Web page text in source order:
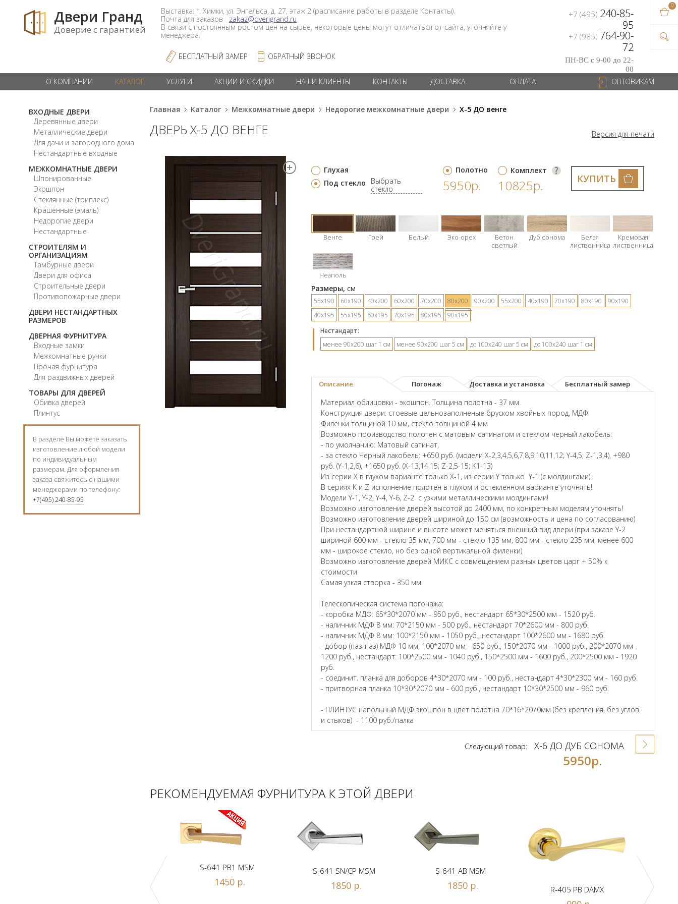
Двери Гранд
Доверие с гарантией
Выставка: г. Химки, ул. Энгельса, д. 27, этаж 2 (расписание работы в разделе Контакты).
Почта для заказов zakaz@dverigrand.ru
В связи с постоянным ростом цен на сырье, некоторые цены могут отличаться от сайта, уточняйте у
менеджера.
БЕСПЛАТНЫЙ ЗАМЕР ОБРАТНЫЙ ЗВОНОК
+7 (495) 240-85-
95
+7 (985) 764-90-
72
ПН-ВС с 9-00 до 22-
00
О КОМПАНИИ КАТАЛОГ УСЛУГИ АКЦИИ И СКИДКИ НАШИ КЛИЕНТЫ КОНТАКТЫ ДОСТАВКА ОПЛАТА ОПТОВИКАМ
ВХОДНЫЕ ДВЕРИ
Деревянные двери
Металлические двери
Для дачи и загородного дома
Нестандартные входные
МЕЖКОМНАТНЫЕ ДВЕРИ
Шпонированные
Экошпон
Стеклянные (триплекс)
Крашенные (эмаль)
Недорогие двери
Нестандартные
СТРОИТЕЛЯМ И
ОРГАНИЗАЦИЯМ
Тамбурные двери
Двери для офиса
Строительные двери
Противопожарные двери
ДВЕРИ НЕСТАНДАРТНЫХ
РАЗМЕРОВ
ДВЕРНАЯ ФУРНИТУРА
Входные замки
Межкомнатные ручки
Прочая фурнитура
Для раздвижных дверей
ТОВАРЫ ДЛЯ ДВЕРЕЙ
Обивка дверей
Плинтус
В разделе Вы можете заказать
изготовление любой модели
по индивидуальным
размерам. Для оформления
заказа свяжитесь с нашими
менеджерами по телефону:
+7(495) 240-85-95
Главная Каталог Межкомнатные двери Недорогие межкомнатные двери X-5 ДО венге
Версия для печати
ДВЕРЬ X-5 ДО ВЕНГЕ
Глухая
Под стекло
Выбрать
стекло
КУПИТЬ
Полотно
5950р.
Комплект
10825р.
Венге Грей Белый Эко-орех
Бетон
светлый
Дуб сонома
Белая
лиственница
Кремовая
лиственница
Неаполь
Размеры, см
55х190 60х190 40х200 60х200 70х200 80х200 90х200 55х200 40х190 70х190 80х190
90х190
40х195
55х195 60х195 70х195 80х195
90х195
Hестандарт:
менее 90х200 шаг 1 см
менее 90х200 шаг 5 см до 100х240 шаг 5 см до 100х240 шаг 1 см
Описание Погонаж Доставка и установка Бесплатный замер
Материал облицовки - экошпон. Толщина полотна - 37 мм
Конструкция двери: стоевые цельнозаполненые бруском хвойных пород, МДФ
Филенки толщиной 10 мм, стекло толщиной 4 мм
Возможно производство полотен с матовым сатинатом и стеклом черный лакобель:
- по умолчанию: Матовый сатинат,
- за стекло Черный лакобель: +650 руб. (модели Х-2,3,4,5,6,7,8,9,10,11,12; Y-4,5; Z-1,3,4), +980
руб. (Y-1,2,6), +1650 руб. (X-13,14,15; Z-2,5-15; K1-13)
Из серии X в глухом варианте только X-1, из серии Y только Y-1 (с молдингами).
В сериях K и Z исполнение полотен в глухом и остекленном варианте уточнять!
Модели Y-1, Y-2, Y-4, Y-6, Z-2 с узкими металлическими молдингами!
Возможно изготовление дверей высотой до 2400 мм, по конкретным моделям уточнять!
Возможно изготовление дверей шириной до 150 см (возможность и цена по согласованию)
При нестандартной ширине и высоте может меняться внешний вид двери (при заказе Y-2
шириной 600 мм - стекло 35 мм, 700 мм - стекло 135 мм, 800 мм - стекло 235 мм, менее 600
мм - широкое стекло, но без одной вертикальной филенки)
Возможно изготовление дверей МИКС с совмещением разных цветов царг + 50% к
стоимости
Самая узкая створка - 350 мм
Телескопическая система погонажа:
- коробка МДФ: 65*30*2070 мм - 950 руб., нестандарт 65*30*2500 мм - 1520 руб.
- наличник МДФ 8 мм: 70*2150 мм - 500 руб., нестандарт 70*2600 мм - 800 руб.
- наличник МДФ 8 мм: 100*2150 мм - 1050 руб., нестандарт 100*2600 мм - 1680 руб.
- добор (паз-паз) МДФ 10 мм: 100*2070 мм - 650 руб., 150*2070 мм - 1000 руб., 200*2070 мм -
1200 руб., нестандарт: 100*2500 мм - 1040 руб., 150*2500 мм - 1600 руб., 200*2500 мм - 1920
руб.
- соединит. планка для доборов 4*30*2070 мм - 100 руб., нестандарт 4*30*2300 мм - 160 руб.
- притворная планка 10*30*2070 мм - 600 руб., нестандарт 10*30*2500 мм - 960 руб.
- ПЛИНТУС напольный МДФ экошпон в цвет полотна 70*16*2070мм (без крепления, без углов
и стыков) - 1100 руб./палка
Следующий товар: X-6 ДО ДУБ СОНОМА
5950р.
РЕКОМЕНДУЕМАЯ ФУРНИТУРА К ЭТОЙ ДВЕРИ
S-641 PB1 MSM
1450 р.
S-641 SN/CP MSM
1850 р.
S-641 AB MSM
1850 р. R-405 PB DAMX
0
В
на